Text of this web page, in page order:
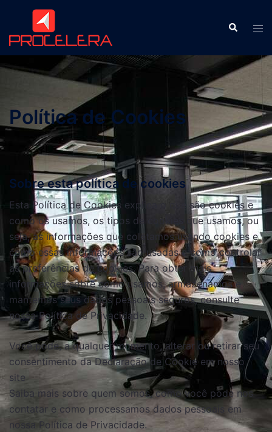
Política de Cookies
Sobre esta política de cookies
Esta Política de Cookies explica o que são cookies e
como os usamos, os tipos de cookies que usamos, ou
seja, as informações que coletamos usando cookies e
como essas informações são usadas e como controlar
as preferências de cookies. Para obter mais
informações sobre como usamos, armazenamos e
mantemos seus dados pessoais seguros, consulte
nossa Política de Privacidade.
Você pode, a qualquer momento, alterar ou retirar seu
consentimento da Declaração de Cookie em nosso
site
Saiba mais sobre quem somos, como você pode nos
contatar e como processamos dados pessoais em
nossa Política de Privacidade.